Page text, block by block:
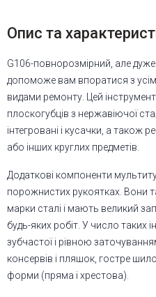
Опис та
G106-повнорозмірний, але
допоможе вам впоратися з
видами ремонту. Цей
плоскогубців з нержавіючої
інтегровані і кусачки, а також
або інших круглих предметів.
Додаткові компоненти
порожнистих рукоятках. Вони
марки сталі і мають великий
будь-яких робіт. У число таких
зубчастої і рівною
консервів і пляшок, гостре
форми (пряма і хрестова).